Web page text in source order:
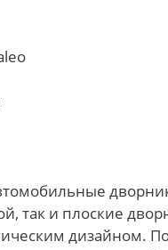
так и плоские
дизайном.